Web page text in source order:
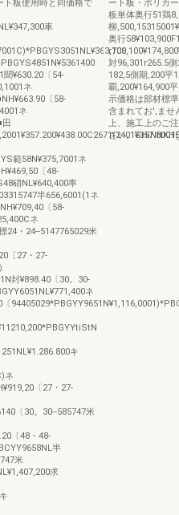
ト板使用時と同価格で
車
聞¥630.20〔54-
ネ
〔58-
ネ
範58N¥375,7001ネ
〔48-
硝NL¥640,400率
半656,6001(1ネ
〔58-
ネ
24・24--5147765029米
〔27・27-
封¥898.40〔30。30-
ネ
キ
ネ
〔27・27-
〔30。30--585747米
〔48・48-
半
米
求
ート板・ポリカ
板単体奥行51鶏
柳
奥行
対96,301r265.5
182,5側期,200平
覇,200¥164,900
示価格は部材標
含まれてお',ませ
上、施工上のご
さい。SHiNttKH5